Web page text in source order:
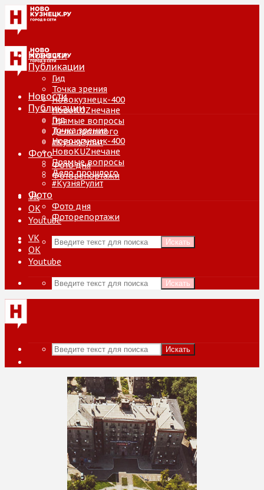
Новости
Публикации
Гид
Точка зрения
Новокузнецк-400
НовоKUZнечане
Прямые вопросы
Дело прошлого
#КузняРулит
Фото
Фото дня
Фоторепортажи
VK
ОК
Youtube
Искать
Новости
Публикации
Гид
Точка зрения
Новокузнецк-400
НовоKUZнечане
Прямые вопросы
Дело прошлого
#КузняРулит
Фото
Фото дня
Фоторепортажи
VK
ОК
Youtube
Искать
Искать